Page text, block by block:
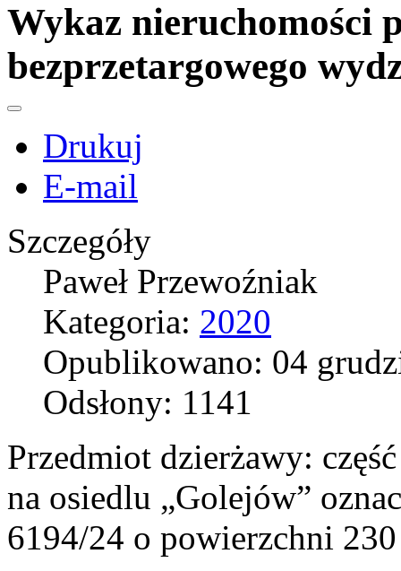
Wykaz nieruchomości
bezprzetargowego
Drukuj
E-mail
Szczegóły
Paweł Przewoźniak
Kategoria: 2020
Opublikowano: 04
Odsłony: 1141
Przedmiot dzierżawy:
na osiedlu „Golejów”
6194/24 o powierzchni